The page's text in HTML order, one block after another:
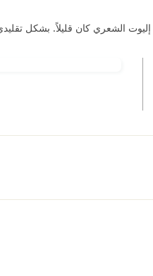
إليوت الشعري كان قليلاً. بشكل